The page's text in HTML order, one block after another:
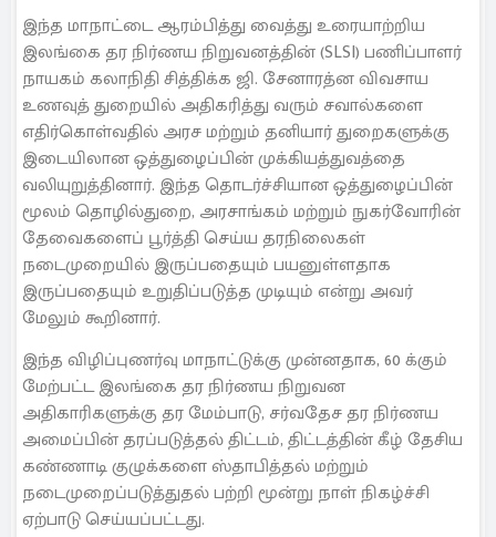
இந்த மாநாட்டை ஆரம்பித்து வைத்து உரையாற்றிய
இலங்கை தர நிர்ணய நிறுவனத்தின் (SLSI) பணிப்பாளர்
நாயகம் கலாநிதி சித்திக்க ஜி. சேனாரத்ன விவசாய
உணவுத் துறையில் அதிகரித்து வரும் சவால்களை
எதிர்கொள்வதில் அரச மற்றும் தனியார் துறைகளுக்கு
இடையிலான ஒத்துழைப்பின் முக்கியத்துவத்தை
வலியுறுத்தினார். இந்த தொடர்ச்சியான ஒத்துழைப்பின்
மூலம் தொழில்துறை, அரசாங்கம் மற்றும் நுகர்வோரின்
தேவைகளைப் பூர்த்தி செய்ய தரநிலைகள்
நடைமுறையில் இருப்பதையும் பயனுள்ளதாக
இருப்பதையும் உறுதிப்படுத்த முடியும் என்று அவர்
மேலும் கூறினார்.
இந்த விழிப்புணர்வு மாநாட்டுக்கு முன்னதாக, 60 க்கும்
மேற்பட்ட இலங்கை தர நிர்ணய நிறுவன
அதிகாரிகளுக்கு தர மேம்பாடு, சர்வதேச தர நிர்ணய
அமைப்பின் தரப்படுத்தல் திட்டம், திட்டத்தின் கீழ் தேசிய
கண்ணாடி குழுக்களை ஸ்தாபித்தல் மற்றும்
நடைமுறைப்படுத்துதல் பற்றி மூன்று நாள் நிகழ்ச்சி
ஏற்பாடு செய்யப்பட்டது.